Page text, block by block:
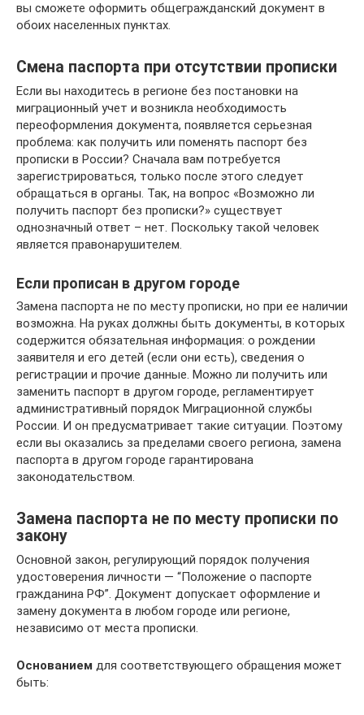
вы сможете оформить общегражданский документ в
обоих населенных пунктах.
Смена паспорта при отсутствии прописки
Если вы находитесь в регионе без постановки на
миграционный учет и возникла необходимость
переоформления документа, появляется серьезная
проблема: как получить или поменять паспорт без
прописки в России? Сначала вам потребуется
зарегистрироваться, только после этого следует
обращаться в органы. Так, на вопрос «Возможно ли
получить паспорт без прописки?» существует
однозначный ответ – нет. Поскольку такой человек
является правонарушителем.
Если прописан в другом городе
Замена паспорта не по месту прописки, но при ее наличии
возможна. На руках должны быть документы, в которых
содержится обязательная информация: о рождении
заявителя и его детей (если они есть), сведения о
регистрации и прочие данные. Можно ли получить или
заменить паспорт в другом городе, регламентирует
административный порядок Миграционной службы
России. И он предусматривает такие ситуации. Поэтому
если вы оказались за пределами своего региона, замена
паспорта в другом городе гарантирована
законодательством.
Замена паспорта не по месту прописки по
закону
Основной закон, регулирующий порядок получения
удостоверения личности — “Положение о паспорте
гражданина РФ”. Документ допускает оформление и
замену документа в любом городе или регионе,
независимо от места прописки.
Основанием для соответствующего обращения может
быть: